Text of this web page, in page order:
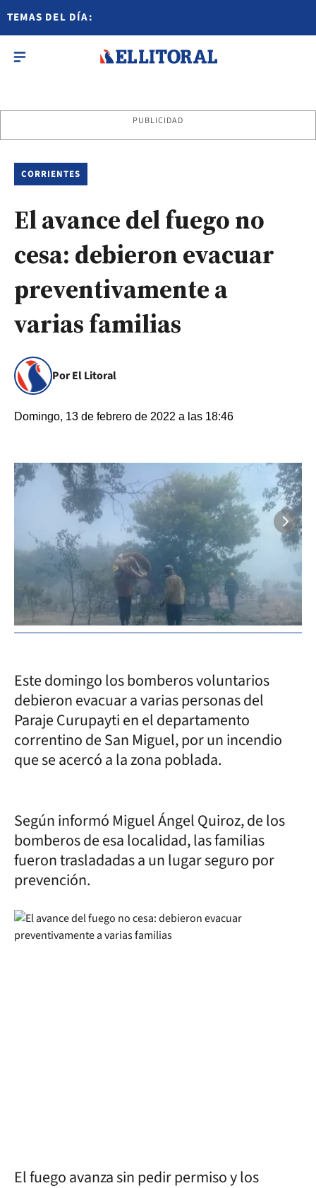
TEMAS DEL DÍA:
PUBLICIDAD
CORRIENTES
El avance del fuego no
cesa: debieron evacuar
preventivamente a
varias familias
Por El Litoral
Domingo, 13 de febrero de 2022 a las 18:46
Este domingo los bomberos voluntarios
debieron evacuar a varias personas del
Paraje Curupayti en el departamento
correntino de San Miguel, por un incendio
que se acercó a la zona poblada.
Según informó Miguel Ángel Quiroz, de los
bomberos de esa localidad, las familias
fueron trasladadas a un lugar seguro por
prevención.
El fuego avanza sin pedir permiso y los